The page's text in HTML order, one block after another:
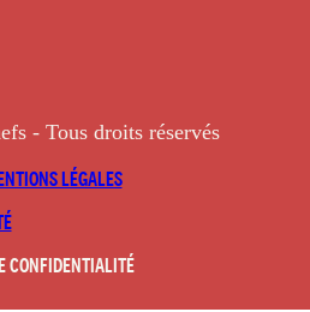
- Tous droits réservés
LÉGALES
CONFIDENTIALITÉ